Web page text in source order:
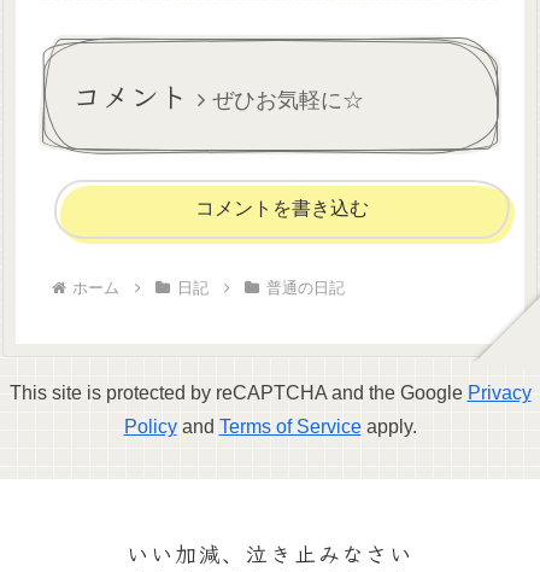
ら、「そういえばたまにうた
コンに出るヤヨイの好きな...
コメント ぜひお気軽に☆
コメントを書き込む
ホーム 日記 普通の日記
This site is protected by reCAPTCHA and the Google Privacy
Policyand Terms of Serviceapply.
いい加減、泣き止みなさい